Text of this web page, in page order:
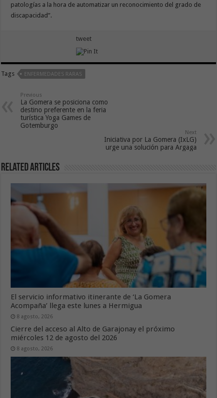
patologías a la hora de automatizar un reconocimiento del grado de
discapacidad”.
tweet
Tags ENFERMEDADES RARAS
Previous
La Gomera se posiciona como
destino preferente en la feria
turística Yoga Games de
Gotemburgo
Next
Iniciativa por La Gomera (IxLG)
urge una solución para Argaga
Related Articles
El servicio informativo itinerante de ‘La Gomera
Acompaña’ llega este lunes a Hermigua
8 agosto, 2026
Cierre del acceso al Alto de Garajonay el próximo
miércoles 12 de agosto del 2026
8 agosto, 2026